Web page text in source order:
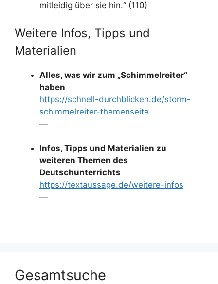
mitleidig über sie hin.“ (110)
Weitere Infos, Tipps und
Materialien
Alles, was wir zum „Schimmelreiter“
haben
https://schnell-durchblicken.de/storm-
schimmelreiter-themenseite
—
Infos, Tipps und Materialien zu
weiteren Themen des
Deutschunterrichts
https://textaussage.de/weitere-infos
—
Gesamtsuche